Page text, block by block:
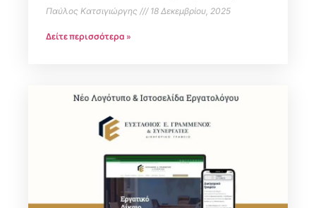
Παύλος Κατσιγιώργης 18 Δεκεμβρίου, 2025
Δείτε περισσότερα »